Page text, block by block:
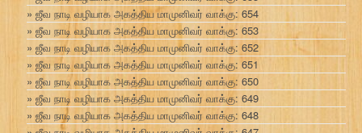
ஜீவ நாடி வழியாக அகத்திய மாமுனிவர் வாக்கு: 654
ஜீவ நாடி வழியாக அகத்திய மாமுனிவர் வாக்கு: 653
ஜீவ நாடி வழியாக அகத்திய மாமுனிவர் வாக்கு: 652
ஜீவ நாடி வழியாக அகத்திய மாமுனிவர் வாக்கு: 651
ஜீவ நாடி வழியாக அகத்திய மாமுனிவர் வாக்கு: 650
ஜீவ நாடி வழியாக அகத்திய மாமுனிவர் வாக்கு: 649
ஜீவ நாடி வழியாக அகத்திய மாமுனிவர் வாக்கு: 648